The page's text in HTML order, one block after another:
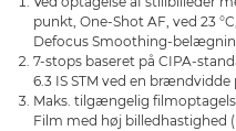
punkt, One-Shot AF, ved 23
Defocus Smoothing-
7-stops baseret på CIPA-
6.3 IS STM ved en brændvidde
Maks. tilgængelig
Film med høj billedhastighed